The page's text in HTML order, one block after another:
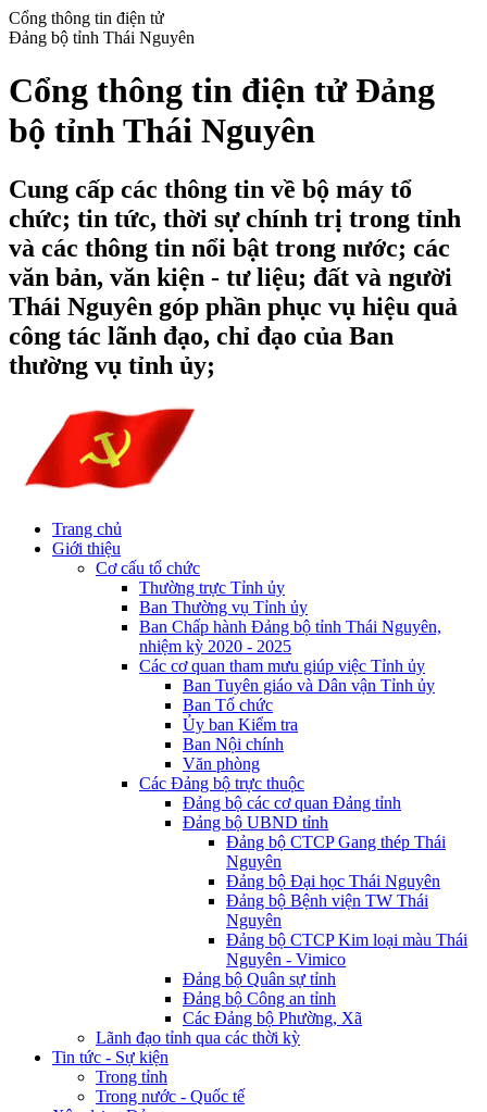
Cổng thông tin điện tử
Đảng bộ tỉnh Thái Nguyên
Cổng thông tin điện tử Đảng
bộ tỉnh Thái Nguyên
Cung cấp các thông tin về bộ máy tổ
chức; tin tức, thời sự chính trị trong tỉnh
và các thông tin nổi bật trong nước; các
văn bản, văn kiện - tư liệu; đất và người
Thái Nguyên góp phần phục vụ hiệu quả
công tác lãnh đạo, chỉ đạo của Ban
thường vụ tỉnh ủy;
Trang chủ
Giới thiệu
Cơ cấu tổ chức
Thường trực Tỉnh ủy
Ban Thường vụ Tỉnh ủy
Ban Chấp hành Đảng bộ tỉnh Thái Nguyên,
nhiệm kỳ 2020 - 2025
Các cơ quan tham mưu giúp việc Tỉnh ủy
Ban Tuyên giáo và Dân vận Tỉnh ủy
Ban Tổ chức
Ủy ban Kiểm tra
Ban Nội chính
Văn phòng
Các Đảng bộ trực thuộc
Đảng bộ các cơ quan Đảng tỉnh
Đảng bộ UBND tỉnh
Đảng bộ CTCP Gang thép Thái
Nguyên
Đảng bộ Đại học Thái Nguyên
Đảng bộ Bệnh viện TW Thái
Nguyên
Đảng bộ CTCP Kim loại màu Thái
Nguyên - Vimico
Đảng bộ Quân sự tỉnh
Đảng bộ Công an tỉnh
Các Đảng bộ Phường, Xã
Lãnh đạo tỉnh qua các thời kỳ
Tin tức - Sự kiện
Trong tỉnh
Trong nước - Quốc tế